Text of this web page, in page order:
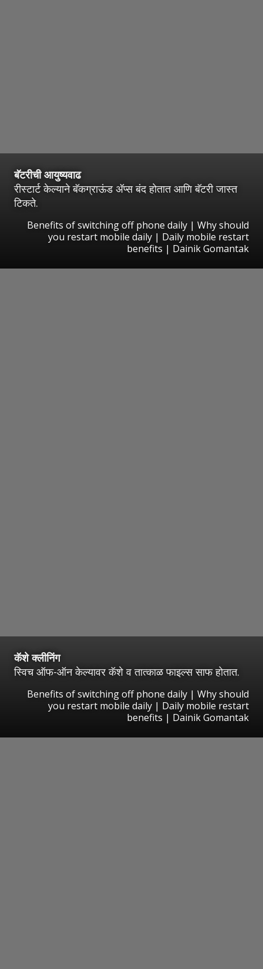
बॅटरीची आयुष्यवाढ
रीस्टार्ट केल्याने बॅकग्राऊंड अ‍ॅप्स बंद होतात आणि बॅटरी जास्त
टिकते.
Benefits of switching off phone daily | Why should
you restart mobile daily | Daily mobile restart
benefits | Dainik Gomantak
कॅशे क्लीनिंग
स्विच ऑफ-ऑन केल्यावर कॅशे व तात्काळ फाइल्स साफ होतात.
Benefits of switching off phone daily | Why should
you restart mobile daily | Daily mobile restart
benefits | Dainik Gomantak